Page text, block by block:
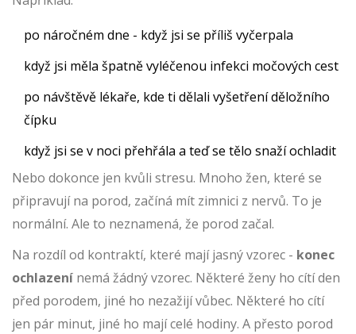
po náročném dne - když jsi se příliš vyčerpala
když jsi měla špatně vyléčenou infekci močových cest
po návštěvě lékaře, kde ti dělali vyšetření děložního
čípku
když jsi se v noci přehřála a teď se tělo snaží ochladit
Nebo dokonce jen kvůli stresu. Mnoho žen, které se
připravují na porod, začíná mít zimnici z nervů. To je
normální. Ale to neznamená, že porod začal.
Na rozdíl od kontraktí, které mají jasný vzorec - konec
ochlazení nemá žádný vzorec. Některé ženy ho cítí den
před porodem, jiné ho nezažijí vůbec. Některé ho cítí
jen pár minut, jiné ho mají celé hodiny. A přesto porod